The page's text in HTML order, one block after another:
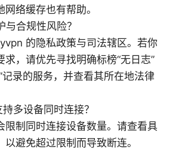
络缓存也有帮助。
与合规性风险？
的隐私政策与司法辖区。若你
求，请优先寻找明确标榜“无日志”
记录的服务，并查看其所在地法律
多设备同时连接？
限制同时连接设备数量。请查看具
以避免超过限制而导致断连。